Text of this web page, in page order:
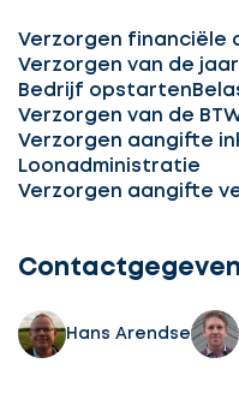
Verzorgen financiële
Verzorgen van de
Bedrijf opstarten
Verzorgen van de
Verzorgen aangifte
Loonadministratie
Verzorgen aangifte
Hans Arendse
Ontvang
3